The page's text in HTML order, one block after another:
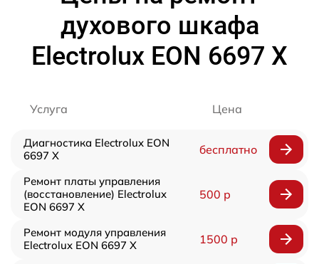
духового шкафа
Electrolux EON 6697 X
Услуга Цена
Диагностика Electrolux EON
6697 X
бесплатно
Ремонт платы управления
(восстановление) Electrolux
EON 6697 X
500 р
Ремонт модуля управления
Electrolux EON 6697 X
1500 р